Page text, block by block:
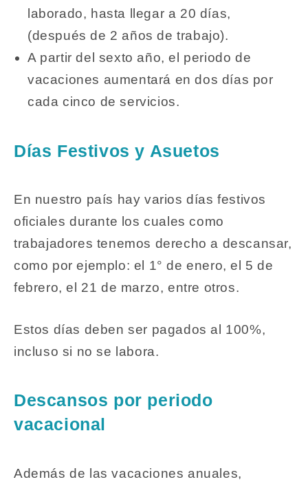
laborado, hasta llegar a 20 días,
(después de 2 años de trabajo).
A partir del sexto año, el periodo de
vacaciones aumentará en dos días por
cada cinco de servicios.
Días Festivos y Asuetos
En nuestro país hay varios días festivos
oficiales durante los cuales como
trabajadores tenemos derecho a descansar,
como por ejemplo: el 1° de enero, el 5 de
febrero, el 21 de marzo, entre otros.
Estos días deben ser pagados al 100%,
incluso si no se labora.
Descansos por periodo
vacacional
Además de las vacaciones anuales,